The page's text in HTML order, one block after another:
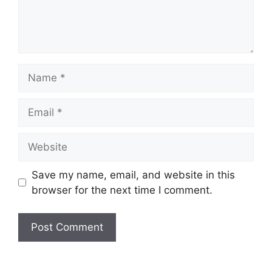
Save my name, email, and website in this
browser for the next time I comment.